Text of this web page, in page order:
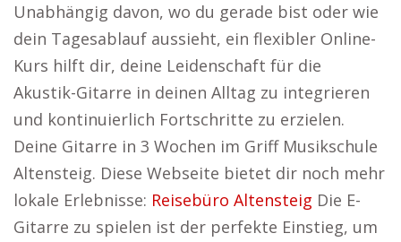
Unabhängig davon, wo du gerade bist oder wie
dein Tagesablauf aussieht, ein flexibler Online-
Kurs hilft dir, deine Leidenschaft für die
Akustik-Gitarre in deinen Alltag zu integrieren
und kontinuierlich Fortschritte zu erzielen.
Deine Gitarre in 3 Wochen im Griff Musikschule
Altensteig. Diese Webseite bietet dir noch mehr
lokale Erlebnisse: Reisebüro Altensteig Die E-
Gitarre zu spielen ist der perfekte Einstieg, um